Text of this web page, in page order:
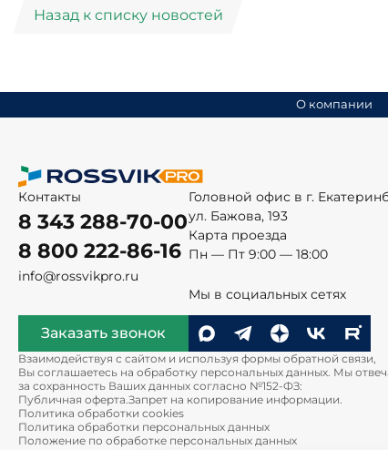
Назад к списку новостей
О компании
Контакты
8 343 288-70-00
8 800 222-86-16
info@rossvikpro.ru
Заказать звонок
Головной офис в г.
ул. Бажова, 193
Карта проезда
Пн — Пт 9:00 — 18:00
Мы в социальных сетях
Взаимодействуя с сайтом и используя формы обратной связи,
Вы соглашаетесь на обработку персональных данных. Мы
за сохранность Ваших данных согласно №152-ФЗ:
Публичная оферта. Запрет на копирование информации.
Политика обработки cookies
Политика обработки персональных данных
Положение по обработке персональных данных